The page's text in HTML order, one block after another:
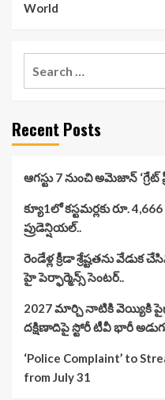
World
Recent Posts
ఆగస్టు 7 నుంచి అమెజాన్ ‘గ్రేట్
క్యూ1లో కస్టమర్లకు రూ.
ప్రుడెన్షియల్..
రెండేళ్ల క్రీడా శ్రేష్టతను
హై పెర్ఫార్మెన్స్ సెంటర్..
2027 మార్చి నాటికి వెయ్యికి
దక్షిణాదిపై స్టోరీ టీవీ భారీ
‘Police Complaint’ to
from July 31